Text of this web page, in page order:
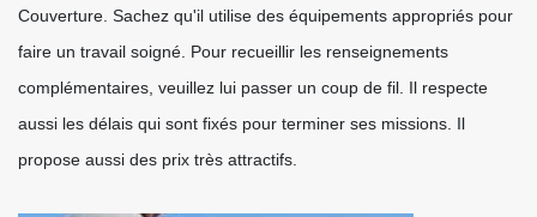
Couverture. Sachez qu'il utilise des équipements appropriés pour
faire un travail soigné. Pour recueillir les renseignements
complémentaires, veuillez lui passer un coup de fil. Il respecte
aussi les délais qui sont fixés pour terminer ses missions. Il
propose aussi des prix très attractifs.